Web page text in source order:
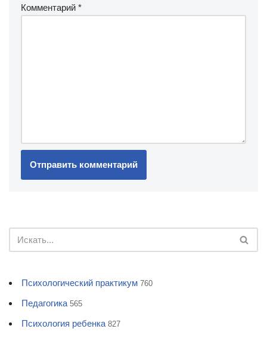
Комментарий *
Психологический практикум 760
Педагогика 565
Психология ребенка 827